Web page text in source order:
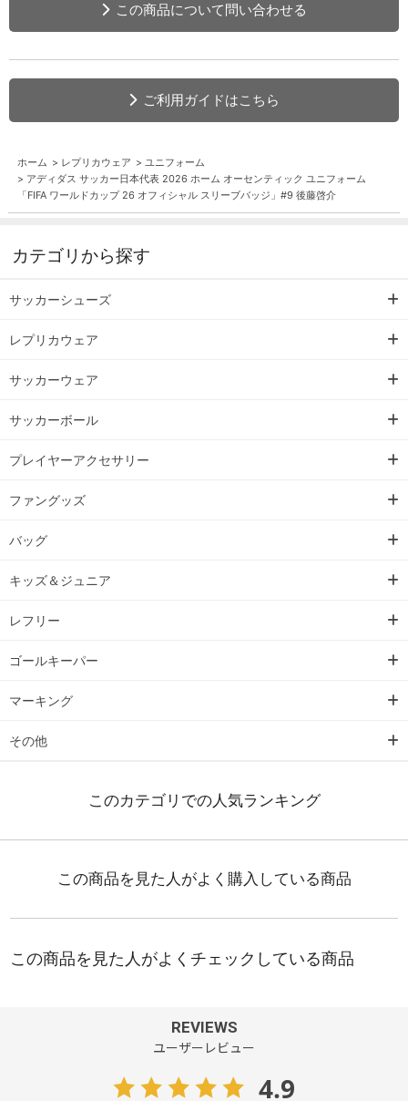
この商品について問い合わせる
ご利用ガイドはこちら
ホーム > レプリカウェア > ユニフォーム
> アディダス サッカー日本代表 2026 ホーム オーセンティック ユニフォーム
「FIFA ワールドカップ 26 オフィシャル スリーブバッジ」#9 後藤啓介
カテゴリから探す
サッカーシューズ
レプリカウェア
サッカーウェア
サッカーボール
プレイヤーアクセサリー
ファングッズ
バッグ
キッズ＆ジュニア
レフリー
ゴールキーパー
マーキング
その他
REVIEWS
ユーザーレビュー
4.9